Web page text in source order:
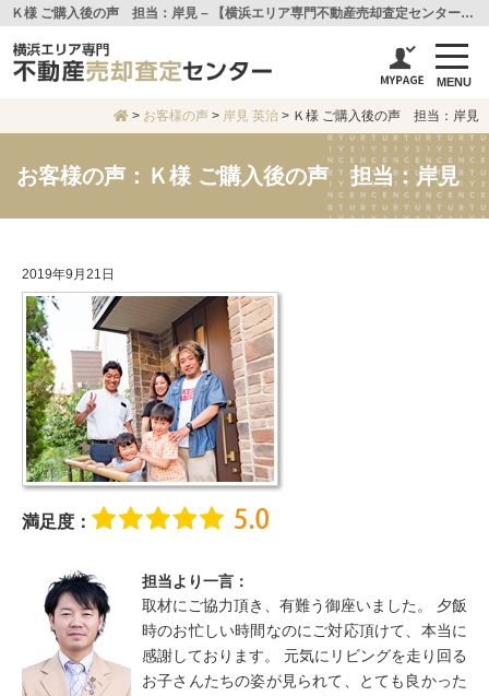
Ｋ様 ご購入後の声 担当：岸見 – 【横浜エリア専門不動産売却査定センター】センチュリー21アイ建設
MENU
> お客様の声 > 岸見 英治 > Ｋ様 ご購入後の声 担当：岸見
お客様の声：Ｋ様 ご購入後の声 担当：岸見
2019年9月21日
満足度：
担当より一言：
取材にご協力頂き、有難う御座いました。 夕飯
時のお忙しい時間なのにご対応頂けて、本当に
感謝しております。 元気にリビングを走り回る
お子さんたちの姿が見られて、とても良かった